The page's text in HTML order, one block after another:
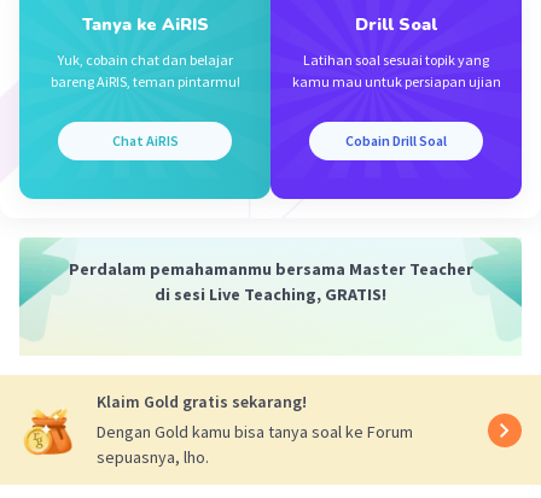
Beri Rating·0.0(0 Balas
Iklan
Tanya ke AiRIS
Yuk, cobain chat dan belajar
bareng AiRIS, teman pintarmu!
Chat AiRIS
Drill Soal
Latihan soal sesuai topik yang
kamu mau untuk persiapan ujian
Cobain Drill Soal
Perdalam pemahamanmu bersama Master Teacher
di sesi Live Teaching, GRATIS!
Klaim Gold gratis sekarang!
Dengan Gold kamu bisa tanya soal ke Forum
sepuasnya, lho.